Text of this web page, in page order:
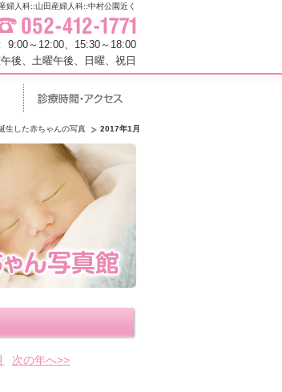
婦人科::山田産婦人科::中村公園近く
9:00～12:00、15:30～18:00
後、土曜午後、日曜、祝日
生した赤ちゃんの写真 2017年1月
次の年へ>>